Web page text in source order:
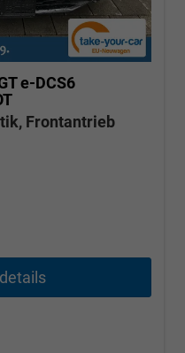
e-DCS6
Frontantrieb